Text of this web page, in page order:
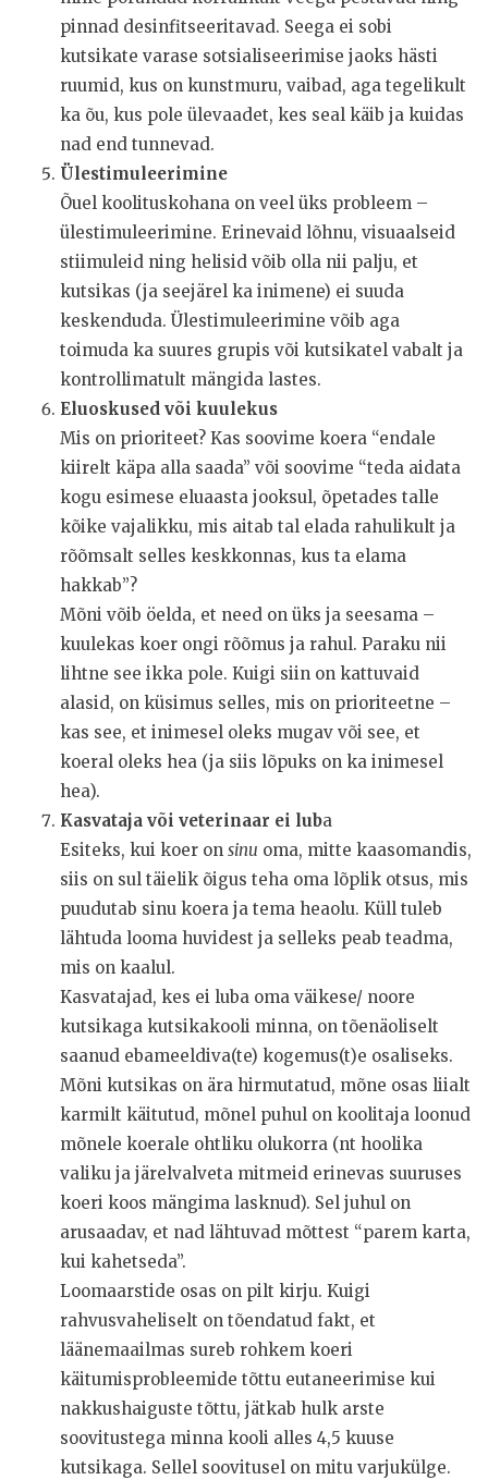
pinnad desinfitseeritavad. Seega ei sobi
kutsikate varase sotsialiseerimise jaoks hästi
ruumid, kus on kunstmuru, vaibad, aga tegelikult
ka õu, kus pole ülevaadet, kes seal käib ja kuidas
nad end tunnevad.
Ülestimuleerimine
Õuel koolituskohana on veel üks probleem –
ülestimuleerimine. Erinevaid lõhnu, visuaalseid
stiimuleid ning helisid võib olla nii palju, et
kutsikas (ja seejärel ka inimene) ei suuda
keskenduda. Ülestimuleerimine võib aga
toimuda ka suures grupis või kutsikatel vabalt ja
kontrollimatult mängida lastes.
Eluoskused või kuulekus
Mis on prioriteet? Kas soovime koera “endale
kiirelt käpa alla saada” või soovime “teda aidata
kogu esimese eluaasta jooksul, õpetades talle
kõike vajalikku, mis aitab tal elada rahulikult ja
rõõmsalt selles keskkonnas, kus ta elama
hakkab”?
Mõni võib öelda, et need on üks ja seesama –
kuulekas koer ongi rõõmus ja rahul. Paraku nii
lihtne see ikka pole. Kuigi siin on kattuvaid
alasid, on küsimus selles, mis on prioriteetne –
kas see, et inimesel oleks mugav või see, et
koeral oleks hea (ja siis lõpuks on ka inimesel
hea).
Kasvataja või veterinaar ei luba
Esiteks, kui koer on sinu oma, mitte kaasomandis,
siis on sul täielik õigus teha oma lõplik otsus, mis
puudutab sinu koera ja tema heaolu. Küll tuleb
lähtuda looma huvidest ja selleks peab teadma,
mis on kaalul.
Kasvatajad, kes ei luba oma väikese/ noore
kutsikaga kutsikakooli minna, on tõenäoliselt
saanud ebameeldiva(te) kogemus(t)e osaliseks.
Mõni kutsikas on ära hirmutatud, mõne osas liialt
karmilt käitutud, mõnel puhul on koolitaja loonud
mõnele koerale ohtliku olukorra (nt hoolika
valiku ja järelvalveta mitmeid erinevas suuruses
koeri koos mängima lasknud). Sel juhul on
arusaadav, et nad lähtuvad mõttest “parem karta,
kui kahetseda”.
Loomaarstide osas on pilt kirju. Kuigi
rahvusvaheliselt on tõendatud fakt, et
läänemaailmas sureb rohkem koeri
käitumisprobleemide tõttu eutaneerimise kui
nakkushaiguste tõttu, jätkab hulk arste
soovitustega minna kooli alles 4,5 kuuse
kutsikaga. Sellel soovitusel on mitu varjukülge.